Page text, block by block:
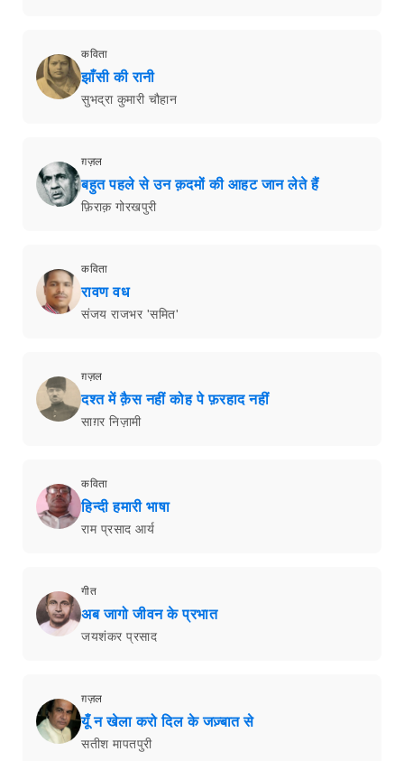
कविता
झाँसी की रानी
सुभद्रा कुमारी चौहान
ग़ज़ल
बहुत पहले से उन क़दमों की आहट जान लेते हैं
फ़िराक़ गोरखपुरी
कविता
रावण वध
संजय राजभर 'समित'
ग़ज़ल
दश्त में क़ैस नहीं कोह पे फ़रहाद नहीं
साग़र निज़ामी
कविता
हिन्दी हमारी भाषा
राम प्रसाद आर्य
गीत
अब जागो जीवन के प्रभात
जयशंकर प्रसाद
ग़ज़ल
यूँ न खेला करो दिल के जज़्बात से
सतीश मापतपुरी